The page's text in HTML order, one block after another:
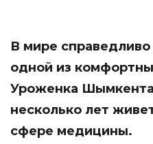
В мире
одной из
Уроженка
несколько лет
сфере медицины.